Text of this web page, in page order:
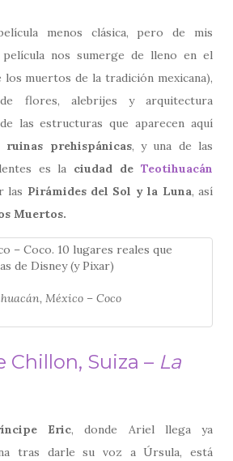
menos clásica, pero de mis
película nos sumerge de lleno en el
los muertos de la tradición mexicana),
flores, alebrijes y arquitectura
las estructuras que aparecen aquí
ruinas prehispánicas, y una de las
es la ciudad deTeotihuacán
las Pirámides del Sol y la Luna, así
Muertos.
México – Coco
Chillon, Suiza – La
Eric, donde Ariel llega ya
tras darle su voz a Úrsula, está